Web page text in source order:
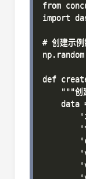
from
import
# 创建示例
def
"""创
data